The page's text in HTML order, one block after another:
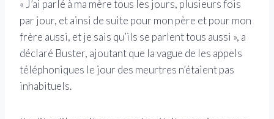
« J’ai parlé à ma mère tous les jours, plusieurs fois
par jour, et ainsi de suite pour mon père et pour mon
frère aussi, et je sais qu’ils se parlent tous aussi », a
déclaré Buster, ajoutant que la vague de les appels
téléphoniques le jour des meurtres n’étaient pas
inhabituels.